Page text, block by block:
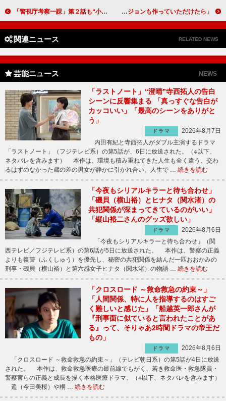
「警視庁考察一課」第２話も“小ネタが盛りだくさん” 山村紅葉、西村まさ彦ら「レジェンドたちが真面目にふざけていて最高」 西島秀俊「僕のギャラを全部返します」 「ぜひ子どもたちが見られるバージョンも作っていただけたら」
関連ニュース RELATED NEWS
芸能ニュース NEWS
「ラストノート」“澄晴”寺西拓人の告白
シーンに反響集まる 「真っすぐな告白が
カッコいい」「最高のシーンをありがと
う」
ドラマ
2026年8月7日
内田有紀と寺西拓人がダブル主演するドラマ
「ラストノート」（フジテレビ系）の第5話が、6日に放送された。（※以下、
ネタバレを含みます） 本作は、環境も積み重ねてきた人生も全く違う、交わ
るはずのなかった歳の差の男女が静かに引かれ合い、人生で … 続きを読む
「今夜もシリアルキラーと待ち合わせ」
「磯貝（横山裕）とヒナタ（関水渚）の
共犯関係が深まってきているのがいい」
「縦山裕二さんのグッズ欲しい」
ドラマ
2026年8月6日
「今夜もシリアルキラーと待ち合わせ」（関
西テレビ／フジテレビ系）の第6話が5日に放送された。 本作は、警察の正義
よりも復讐（ふくしゅう）を優先し、秘密の共犯関係を結んだ一匹おおかみの
刑事・磯貝（横山裕）と第六感女子ヒナタ（関水渚）の物語 … 続きを読む
「クロスロード ～救命救急の約束～」
「人間関係、特に人を指導するのはすご
く難しいと感じた」「船越英一郎さんが
『刑事面に似ていると言われたことがあ
る』って、そりゃあ2時間ドラマの帝王だ
もの」
ドラマ
2026年8月6日
「クロスロード ～救命救急の約束～」（テレビ朝日系）の第5話が4日に放送
された。 本作は、救命救急医療の最前線でもがく、若き救命医・救急隊員・
警察官らの正義と成長を描く本格医療ドラマ。（※以下、ネタバレを含みます）
遥（今田美桜）や桐 … 続きを読む